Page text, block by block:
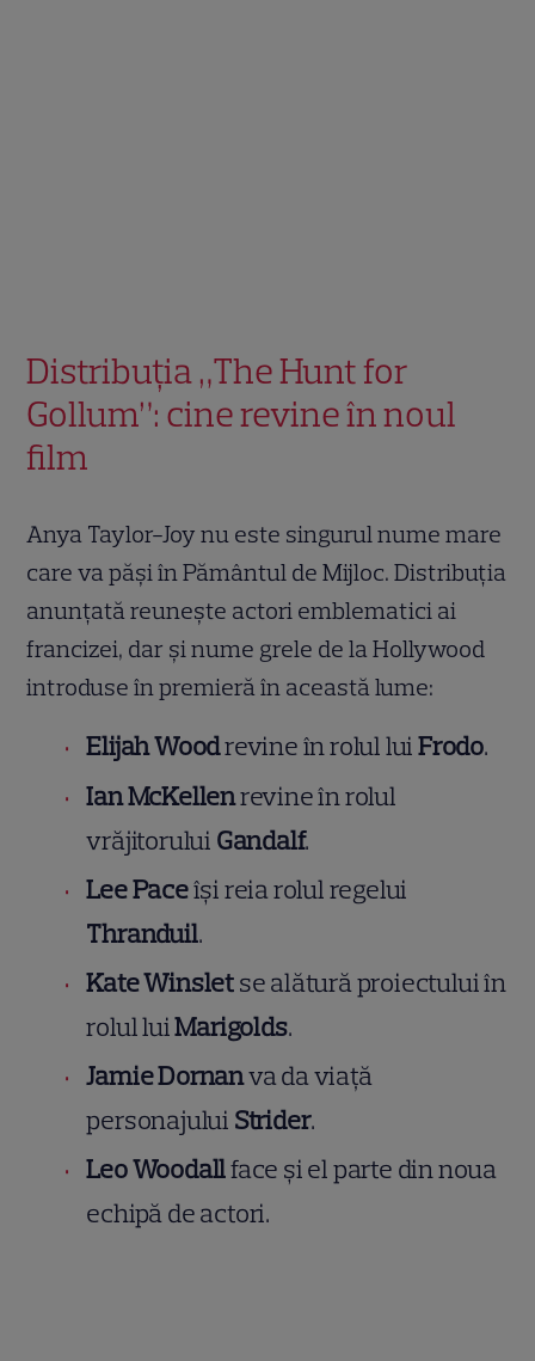
Distribuția „The Hunt for
Gollum”: cine revine în noul
film
Anya Taylor-Joy nu este singurul nume mare
care va păși în Pământul de Mijloc. Distribuția
anunțată reunește actori emblematici ai
francizei, dar și nume grele de la Hollywood
introduse în premieră în această lume:
Elijah Woodrevine în rolul luiFrodo.
Ian McKellenrevine în rolul
vrăjitorului Gandalf.
Lee Paceîși reia rolul regelui
Thranduil.
Kate Winsletse alătură proiectului în
rolul luiMarigolds.
Jamie Dornanva da viață
personajului Strider.
Leo Woodallface și el parte din noua
echipă de actori.